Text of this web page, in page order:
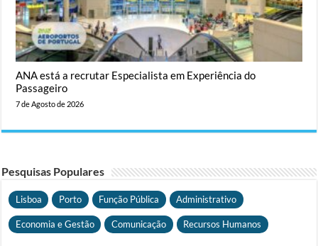
ANA está a recrutar Especialista em Experiência do
Passageiro
7 de Agosto de 2026
Pesquisas Populares
Lisboa Porto Função Pública Administrativo
Economia e Gestão Comunicação Recursos Humanos